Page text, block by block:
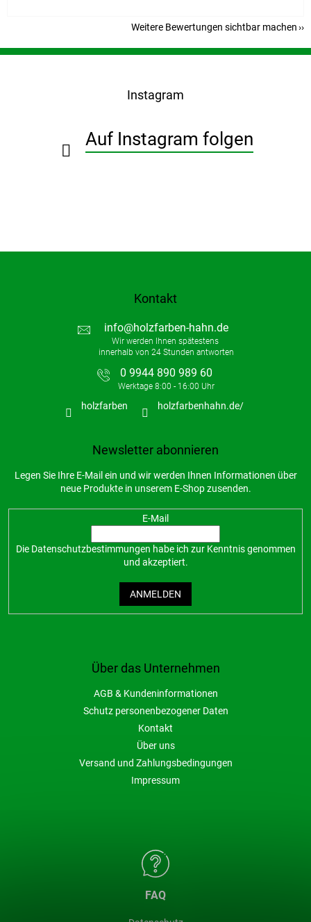
Weitere Bewertungen sichtbar machen
F
Über das Unternehmen
AGB & Kundeninformationen
Schutz personenbezogener Daten
Kontakt
Über uns
Versand und Zahlungsbedingungen
Impressum
Instagram
Auf Instagram folgen
FAQ
Kontakt
info@holzfarben-hahn.de
0 9944 890 989 60
holzfarben holzfarbenhahn.de/
Newsletter abonnieren
Legen Sie Ihre E-Mail ein und wir werden Ihnen Informationen über
neue Produkte in unserem E-Shop zusenden.
E-Mail
Die Datenschutzbestimmungen habe ich zur Kenntnis genommen
und akzeptiert.
ANMELDEN